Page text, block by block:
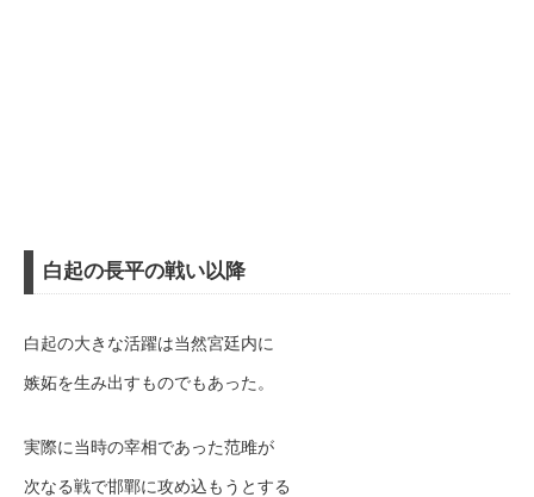
白起の長平の戦い以降
白起の大きな活躍は当然宮廷内に
嫉妬を生み出すものでもあった。
実際に当時の宰相であった范雎が
次なる戦で邯鄲に攻め込もうとする